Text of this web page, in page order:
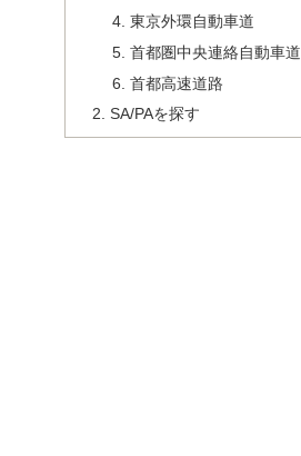
東京外環自動車道
首都圏中央連絡自動車道
首都高速道路
SA/PAを探す